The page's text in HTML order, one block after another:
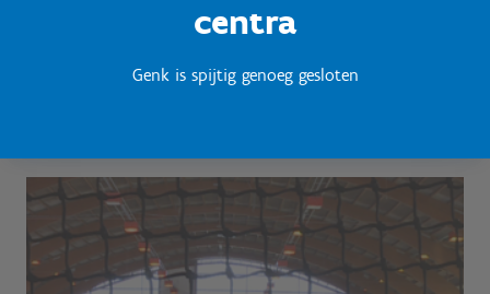
centra
Genk is spijtig genoeg gesloten